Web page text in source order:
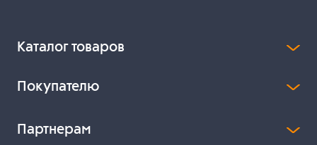
Каталог товаров
Покупателю
Партнерам